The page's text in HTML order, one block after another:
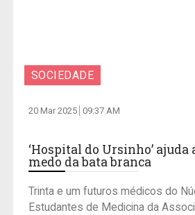
SOCIEDADE
20 Mar 2025 09:37 AM
‘Hospital do Ursinho’ ajuda
medo da bata branca
Trinta e um futuros médicos do
Estudantes de Medicina da